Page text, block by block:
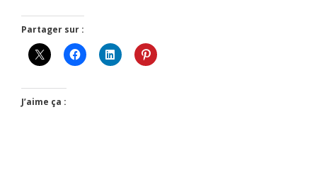
Partager sur :
J’aime ça :